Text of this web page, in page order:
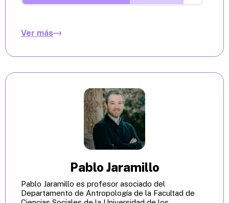
Ver más
Pablo Jaramillo
Pablo Jaramillo es profesor asociado del
Departamento de Antropología de la Facultad de